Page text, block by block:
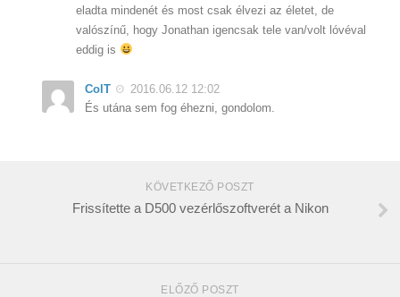
eladta mindenét és most csak élvezi az életet, de
valószínű, hogy Jonathan igencsak tele van/volt lóvéval
eddig is
ColT
2016.06.12 12:02
És utána sem fog éhezni, gondolom.
KÖVETKEZŐ POSZT
Frissítette a D500 vezérlőszoftverét a Nikon
ELŐZŐ POSZT